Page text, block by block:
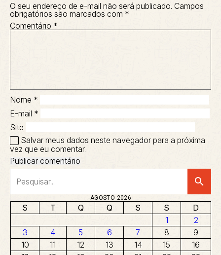
O seu endereço de e-mail não será publicado. Campos
obrigatórios são marcados com *
Comentário *
Nome *
E-mail *
Site
Salvar meus dados neste navegador para a próxima
vez que eu comentar.
search
AGOSTO 2026
S T Q Q S S
D
1
2
3
4 5 6 7 8
9
10
11 12 13 14 15
16